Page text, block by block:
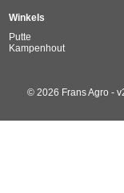
Winkels
Putte
Kampenhout
© 2026 Frans Agro -